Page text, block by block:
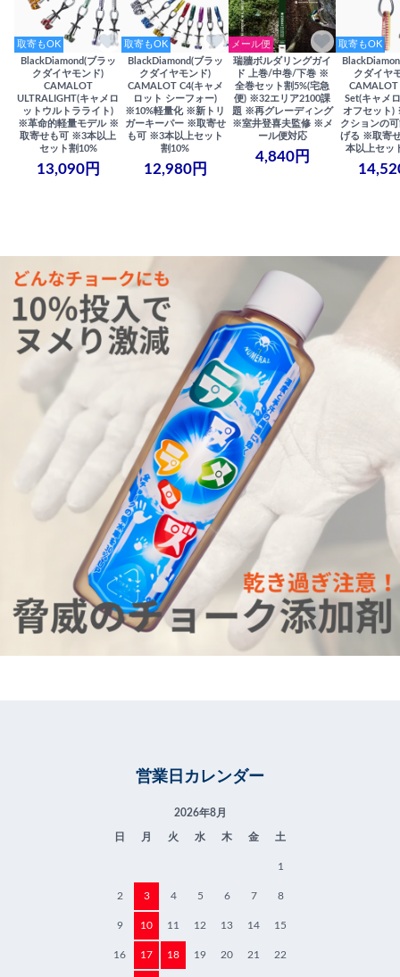
取寄もOK
BlackDiamond(ブラッ
クダイヤモンド)
CAMALOT
ULTRALIGHT(キャメロ
ットウルトラライト)
※革命的軽量モデル ※
取寄せも可 ※3本以上
セット割10%
13,090円
取寄もOK
BlackDiamond(ブラッ
クダイヤモンド)
CAMALOT C4(キャメ
ロット シーフォー)
※10%軽量化 ※新トリ
ガーキーパー ※取寄せ
も可 ※3本以上セット
割10%
12,980円
メール便
瑞牆ボルダリングガイ
ド 上巻/中巻/下巻 ※
全巻セット割5%(宅急
便) ※32エリア2100課
題 ※再グレーディング
※室井登喜夫監修 ※メ
ール便対応
4,840円
取寄もOK
クダイヤ
Set(キャメ
オフセット)
クションの
げる ※取寄
本以上セッ
営業日カレンダー
2026年8月
日 月 火 水 木 金 土
1
2 3 4 5 6 7 8
9 10 11 12 13 14 15
16 17 18 19 20 21 22